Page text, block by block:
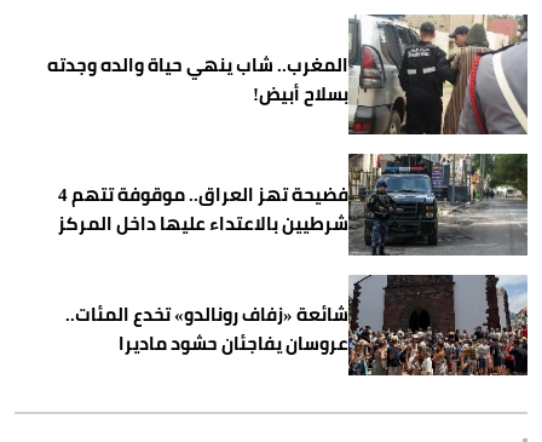
المغرب.. شاب ينهي حياة والده وجدته
بسلاح أبيض!
فضيحة تهز العراق.. موقوفة تتهم 4
شرطيين بالاعتداء عليها داخل المركز
شائعة «زفاف رونالدو» تخدع المئات..
عروسان يفاجئان حشود ماديرا